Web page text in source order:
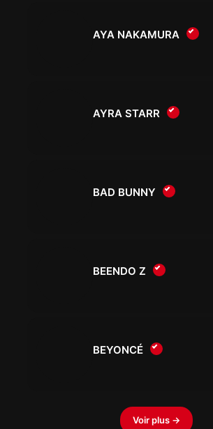
AYA NAKAMURA
AYRA STARR
BAD BUNNY
BEENDO Z
BEYONCÉ
Voir plus →